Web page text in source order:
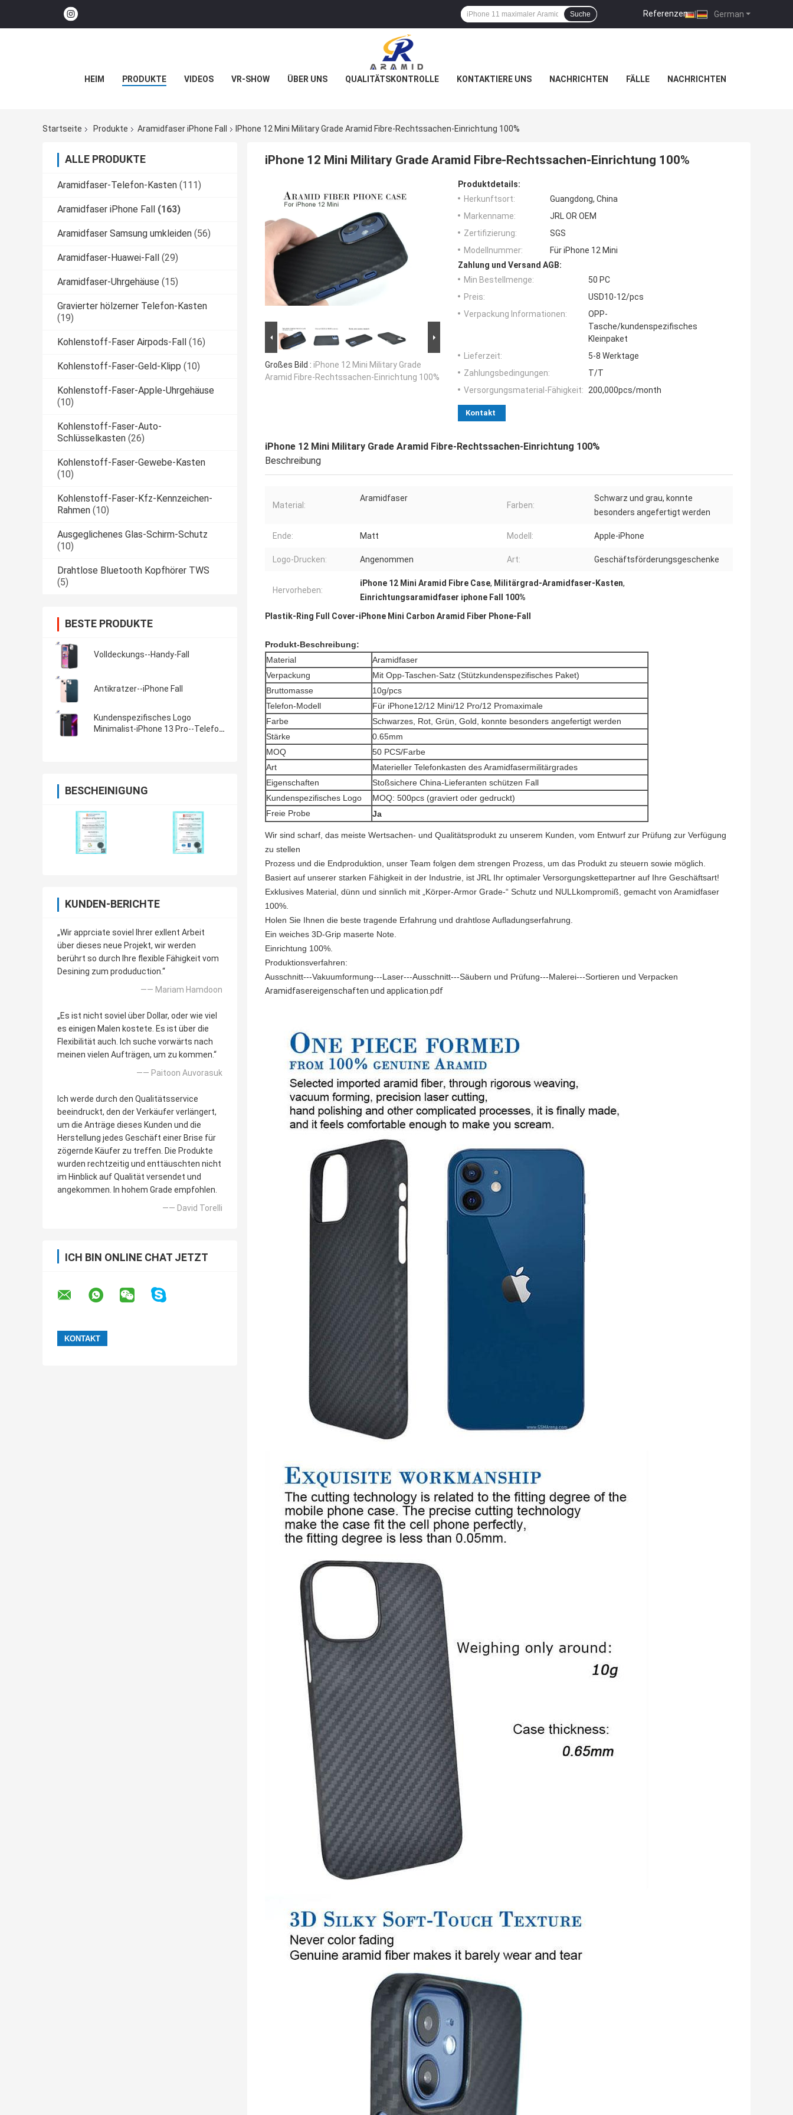
German
Referenzen |
Suche
HEIM PRODUKTE VIDEOS VR-SHOW ÜBER UNS QUALITÄTSKONTROLLE KONTAKTIERE UNS NACHRICHTEN FÄLLE NACHRICHTEN
Startseite Produkte Aramidfaser iPhone Fall IPhone 12 Mini Military Grade Aramid Fibre-Rechtssachen-Einrichtung 100%
ALLE PRODUKTE
Aramidfaser-Telefon-Kasten (111)
Aramidfaser iPhone Fall (163)
Aramidfaser Samsung umkleiden (56)
Aramidfaser-Huawei-Fall (29)
Aramidfaser-Uhrgehäuse (15)
Gravierter hölzerner Telefon-Kasten
(19)
Kohlenstoff-Faser Airpods-Fall (16)
Kohlenstoff-Faser-Geld-Klipp (10)
Kohlenstoff-Faser-Apple-Uhrgehäuse
(10)
Kohlenstoff-Faser-Auto-
Schlüsselkasten (26)
Kohlenstoff-Faser-Gewebe-Kasten
(10)
Kohlenstoff-Faser-Kfz-Kennzeichen-
Rahmen (10)
Ausgeglichenes Glas-Schirm-Schutz
(10)
Drahtlose Bluetooth Kopfhörer TWS
(5)
BESTE PRODUKTE
Volldeckungs--Handy-Fall
Antikratzer--iPhone Fall
Kundenspezifisches Logo
Minimalist-iPhone 13 Pro--Telefon-
BESCHEINIGUNG
KUNDEN-BERICHTE
„Wir apprciate soviel Ihrer exllent Arbeit
über dieses neue Projekt, wir werden
berührt so durch Ihre flexible Fähigkeit vom
Desining zum produduction.“
—— Mariam Hamdoon
„Es ist nicht soviel über Dollar, oder wie viel
es einigen Malen kostete. Es ist über die
Flexibilität auch. Ich suche vorwärts nach
meinen vielen Aufträgen, um zu kommen.“
—— Paitoon Auvorasuk
Ich werde durch den Qualitätsservice
beeindruckt, den der Verkäufer verlängert,
um die Anträge dieses Kunden und die
Herstellung jedes Geschäft einer Brise für
zögernde Käufer zu treffen. Die Produkte
wurden rechtzeitig und enttäuschten nicht
im Hinblick auf Qualität versendet und
angekommen. In hohem Grade empfohlen.
—— David Torelli
ICH BIN ONLINE CHAT JETZT
iPhone 12 Mini Military Grade Aramid Fibre-Rechtssachen-Einrichtung 100%
Großes Bild : iPhone 12 Mini Military Grade
Aramid Fibre-Rechtssachen-Einrichtung 100%
Produktdetails:
Herkunftsort:
Guangdong, China
Markenname:
JRL OR OEM
Zertifizierung:
SGS
Modellnummer:
Für iPhone 12 Mini
Zahlung und Versand AGB:
Min Bestellmenge:
50 PC
Preis:
USD10-12/pcs
Verpackung Informationen:
OPP-
Tasche/kundenspezifisches
Kleinpaket
Lieferzeit:
5-8 Werktage
Zahlungsbedingungen:
T/T
Versorgungsmaterial-Fähigkeit: 200,000pcs/month
Kontakt
iPhone 12 Mini Military Grade Aramid Fibre-Rechtssachen-Einrichtung 100%
Beschreibung
Material:
Aramidfaser
Farben:
Schwarz und grau, konnte
besonders angefertigt werden
Ende: Matt Modell: Apple-iPhone
Logo-Drucken: Angenommen Art: Geschäftsförderungsgeschenke
Hervorheben:
iPhone 12 Mini Aramid Fibre Case, Militärgrad-Aramidfaser-Kasten,
Einrichtungsaramidfaser iphone Fall 100%
Plastik-Ring Full Cover-iPhone Mini Carbon Aramid Fiber Phone-Fall
Produkt-Beschreibung:
Material
Aramidfaser
Verpackung
Mit Opp-Taschen-Satz (Stützkundenspezifisches Paket)
Bruttomasse
10g/pcs
Telefon-Modell
Für iPhone12/12 Mini/12 Pro/12 Promaximale
Farbe
Schwarzes, Rot, Grün, Gold, konnte besonders angefertigt werden
Stärke
0.65mm
MOQ
50 PCS/Farbe
Art
Materieller Telefonkasten des Aramidfasermilitärgrades
Eigenschaften
Stoßsichere China-Lieferanten schützen Fall
Kundenspezifisches Logo
MOQ: 500pcs (graviert oder gedruckt)
Freie Probe
Ja
Wir sind scharf, das meiste Wertsachen- und Qualitätsprodukt zu unserem Kunden, vom Entwurf zur Prüfung zur Verfügung
zu stellen
Prozess und die Endproduktion, unser Team folgen dem strengen Prozess, um das Produkt zu steuern sowie möglich.
Basiert auf unserer starken Fähigkeit in der Industrie, ist JRL Ihr optimaler Versorgungskettepartner auf Ihre Geschäftsart!
Exklusives Material, dünn und sinnlich mit „Körper-Armor Grade-“ Schutz und NULLkompromiß, gemacht von Aramidfaser
100%.
Holen Sie Ihnen die beste tragende Erfahrung und drahtlose Aufladungserfahrung.
Ein weiches 3D-Grip maserte Note.
Einrichtung 100%.
Produktionsverfahren:
Ausschnitt---Vakuumformung---Laser---Ausschnitt---Säubern und Prüfung---Malerei---Sortieren und Verpacken
Aramidfasereigenschaften und application.pdf